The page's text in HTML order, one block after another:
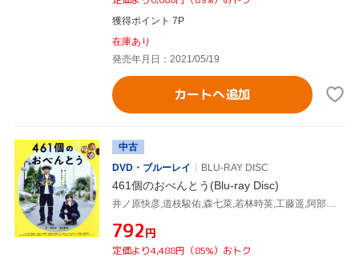
獲得ポイント 7P
在庫あり
発売年月日：2021/05/19
カートへ追加
中古
DVD・ブルーレイ
BLU-RAY DISC
461個のおべんとう(Blu-ray Disc)
井ノ原快彦,道枝駿佑,森七菜,若林時英,工藤遥,阿部純子,兼重淳(監督、脚本),渡辺俊美(原作)
¥792円
定価より4,488円（85%）おトク